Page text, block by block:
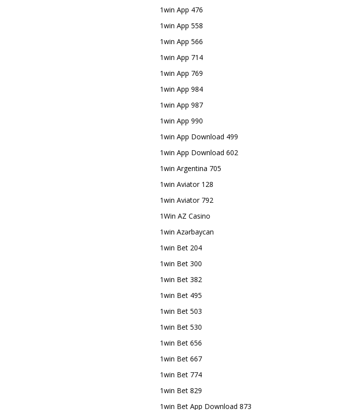
1win App 476
1win App 558
1win App 566
1win App 714
1win App 769
1win App 984
1win App 987
1win App 990
1win App Download 499
1win App Download 602
1win Argentina 705
1win Aviator 128
1win Aviator 792
1Win AZ Casino
1win Azərbaycan
1win Bet 204
1win Bet 300
1win Bet 382
1win Bet 495
1win Bet 503
1win Bet 530
1win Bet 656
1win Bet 667
1win Bet 774
1win Bet 829
1win Bet App Download 873